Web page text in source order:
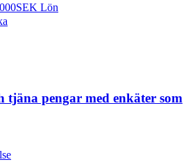
Lön
tjäna pengar med enkäter som